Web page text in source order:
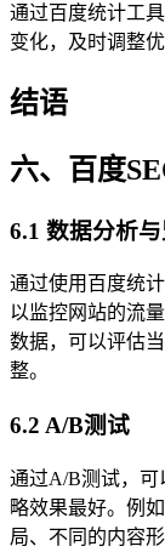
通过百度统计工
变化，及时调整优
结语
六、百度
6.1 数据分析
通过使用百度统
以监控网站的流
数据，可以评估
整。
6.2 A/B测试
通过A/B测试，可
略效果最好。例
局、不同的内容形